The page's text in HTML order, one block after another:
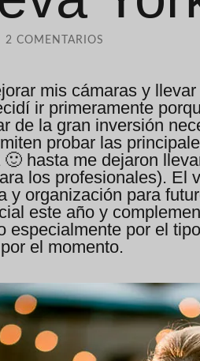
2 COMENTARIOS
mis cámaras y
ir primeramente
de la gran inversión
probar las
hasta me dejaron
los profesionales). El
organización para
este año y
por el
el momento.